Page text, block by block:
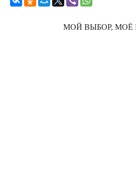
МОЙ ВЫБОР, МОЁ